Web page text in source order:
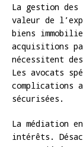
La gestion
valeur de
biens
acquisitions
nécessitent
Les avocats
complications
sécurisées.
La médiation
intérêts.